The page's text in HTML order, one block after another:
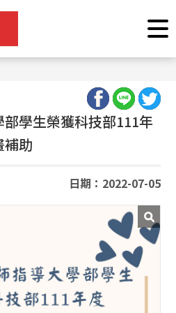
學生榮獲科技部111年
補助
日期：2022-07-05